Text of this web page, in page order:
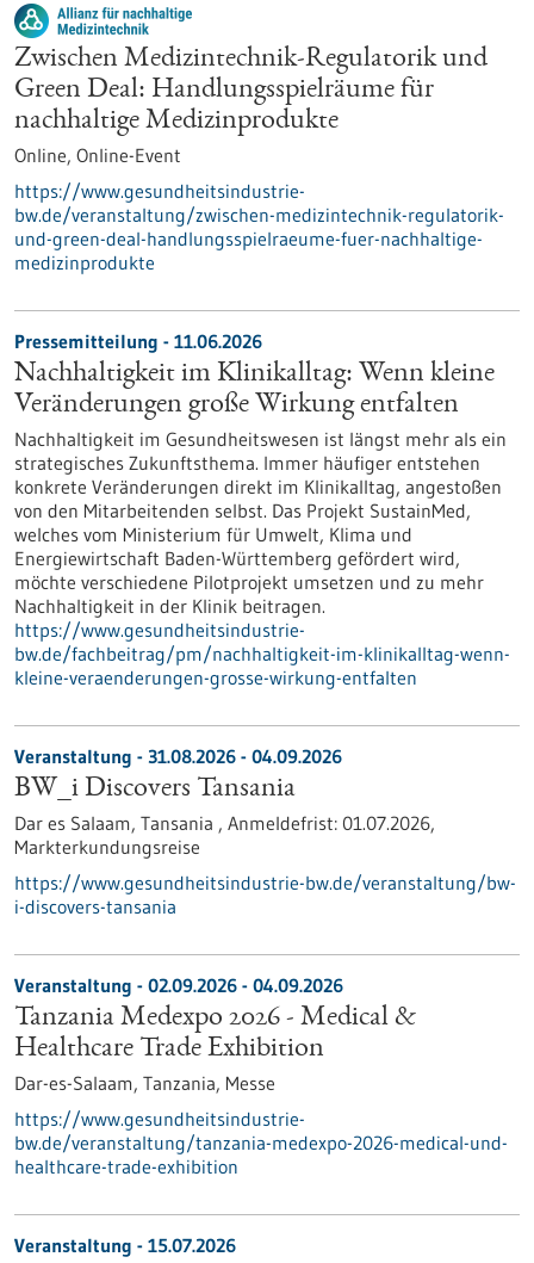
Zwischen Medizintechnik-Regulatorik und
Green Deal: Handlungsspielräume für
nachhaltige Medizinprodukte
Online, Online-Event
https://www.gesundheitsindustrie-
bw.de/veranstaltung/zwischen-medizintechnik-regulatorik-
und-green-deal-handlungsspielraeume-fuer-nachhaltige-
medizinprodukte
Pressemitteilung - 11.06.2026
Nachhaltigkeit im Klinikalltag: Wenn kleine
Veränderungen große Wirkung entfalten
Nachhaltigkeit im Gesundheitswesen ist längst mehr als ein
strategisches Zukunftsthema. Immer häufiger entstehen
konkrete Veränderungen direkt im Klinikalltag, angestoßen
von den Mitarbeitenden selbst. Das Projekt SustainMed,
welches vom Ministerium für Umwelt, Klima und
Energiewirtschaft Baden-Württemberg gefördert wird,
möchte verschiedene Pilotprojekt umsetzen und zu mehr
Nachhaltigkeit in der Klinik beitragen.
https://www.gesundheitsindustrie-
bw.de/fachbeitrag/pm/nachhaltigkeit-im-klinikalltag-wenn-
kleine-veraenderungen-grosse-wirkung-entfalten
Veranstaltung - 31.08.2026 - 04.09.2026
BW_i Discovers Tansania
Dar es Salaam, Tansania , Anmeldefrist: 01.07.2026,
Markterkundungsreise
https://www.gesundheitsindustrie-bw.de/veranstaltung/bw-
i-discovers-tansania
Veranstaltung - 02.09.2026 - 04.09.2026
Tanzania Medexpo 2026 - Medical &
Healthcare Trade Exhibition
Dar-es-Salaam, Tanzania, Messe
https://www.gesundheitsindustrie-
bw.de/veranstaltung/tanzania-medexpo-2026-medical-und-
healthcare-trade-exhibition
Veranstaltung - 15.07.2026